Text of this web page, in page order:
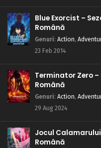
Blue Exorcist –
Română
Genuri: Action,
23 Feb 2014
Terminator Zero –
Română
Genuri: Action,
29 Aug 2024
Jocul
Română